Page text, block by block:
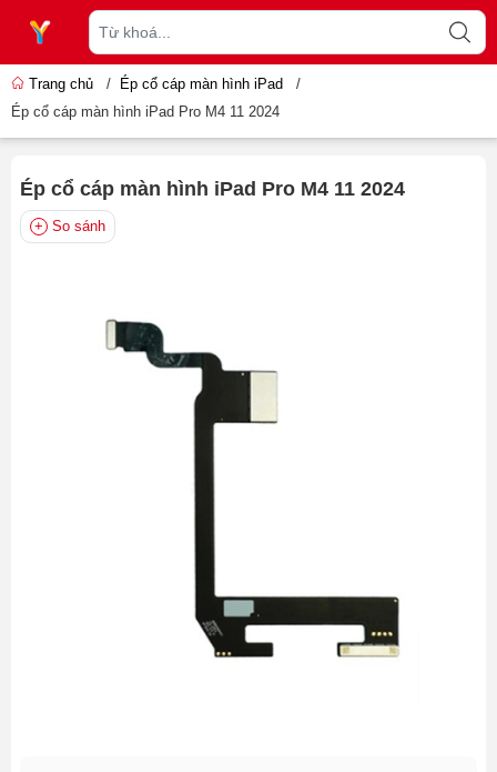
Trang chủ / Ép cổ cáp màn hình iPad
/
Ép cổ cáp màn hình iPad Pro M4 11 2024
Ép cổ cáp màn hình iPad Pro M4 11 2024
So sánh